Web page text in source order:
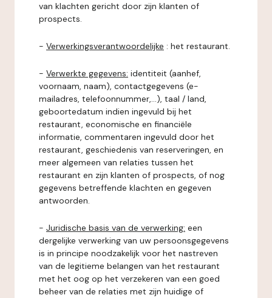
van klachten gericht door zijn klanten of
prospects.
- Verwerkingsverantwoordelijke : het restaurant.
- Verwerkte gegevens: identiteit (aanhef,
voornaam, naam), contactgegevens (e-
mailadres, telefoonnummer,...), taal / land,
geboortedatum indien ingevuld bij het
restaurant, economische en financiële
informatie, commentaren ingevuld door het
restaurant, geschiedenis van reserveringen, en
meer algemeen van relaties tussen het
restaurant en zijn klanten of prospects, of nog
gegevens betreffende klachten en gegeven
antwoorden.
- Juridische basis van de verwerking: een
dergelijke verwerking van uw persoonsgegevens
is in principe noodzakelijk voor het nastreven
van de legitieme belangen van het restaurant
met het oog op het verzekeren van een goed
beheer van de relaties met zijn huidige of